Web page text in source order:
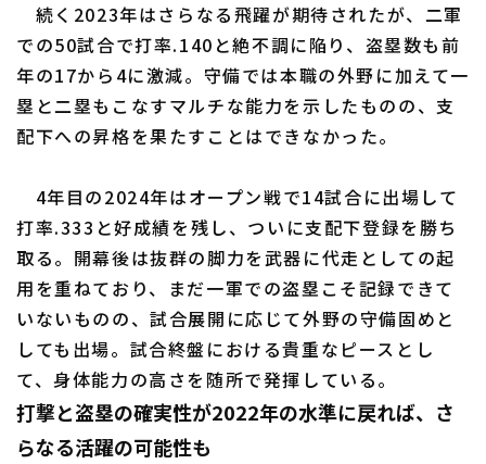
続く2023年はさらなる飛躍が期待されたが、二軍
での50試合で打率.140と絶不調に陥り、盗塁数も前
年の17から4に激減。守備では本職の外野に加えて一
塁と二塁もこなすマルチな能力を示したものの、支
配下への昇格を果たすことはできなかった。
4年目の2024年はオープン戦で14試合に出場して
打率.333と好成績を残し、ついに支配下登録を勝ち
取る。開幕後は抜群の脚力を武器に代走としての起
用を重ねており、まだ一軍での盗塁こそ記録できて
いないものの、試合展開に応じて外野の守備固めと
しても出場。試合終盤における貴重なピースとし
て、身体能力の高さを随所で発揮している。
打撃と盗塁の確実性が2022年の水準に戻れば、さ
らなる活躍の可能性も